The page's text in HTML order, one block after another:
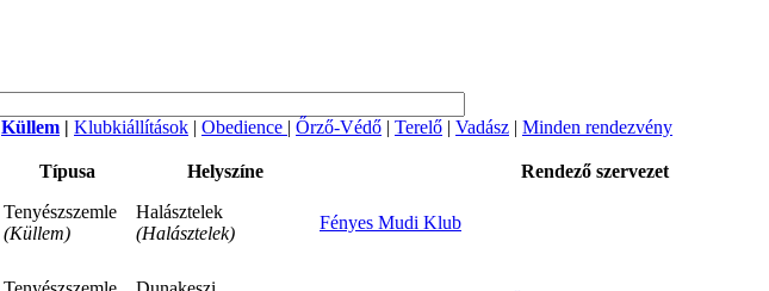
Küllem | Klubkiállítások | Obedience | Őrző-Védő | Terelő | Vadász | Minden rendezvény
Típusa Helyszíne Rendező szervezet
Tenyészszemle
(Küllem)
Halásztelek
(Halásztelek)
Fényes Mudi Klub